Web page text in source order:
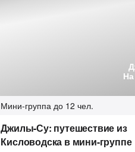
Мини-группа до 12 чел.
Джилы-Су: путешествие из
Кисловодска в мини-группе